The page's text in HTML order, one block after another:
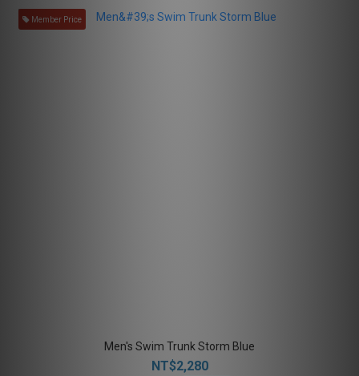
Member Price
Men's Swim Trunk Storm Blue
NT$2,280